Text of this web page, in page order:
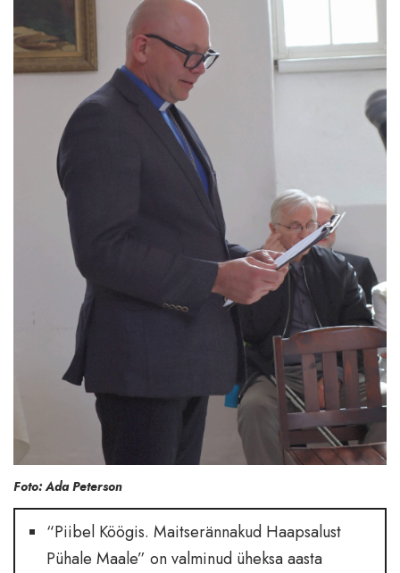
Foto: Ada Peterson
“Piibel Köögis. Maitserännakud Haapsalust
Pühale Maale” on valminud üheksa aasta